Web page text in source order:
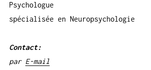
Psychologue
spécialisée en Neuropsychologie
Contact:
par E-mail